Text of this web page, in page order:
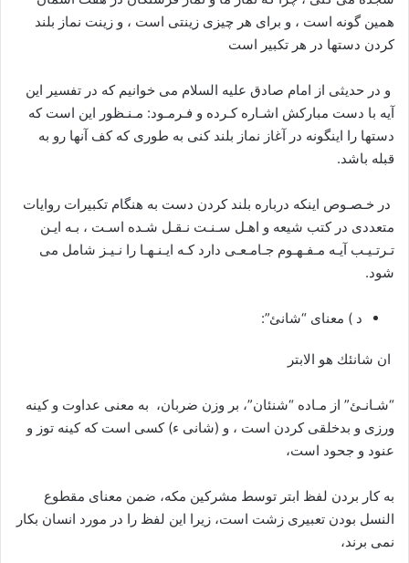
همين گونه است ، و براى هر چيزى زينتى است ، و زينت نماز بلند
كردن دستها در هر تكبير است
و در حديثى از امام صادق عليه السلام مى خوانيم كه در تفسير اين
آيه با دست مباركش اشـاره كـرده و فـرمـود: مـنـظور اين است كه
دستها را اينگونه در آغاز نماز بلند كنى به طورى كه كف آنها رو به
قبله باشد.
در خـصـوص اينكه درباره بلند كردن دست به هنگام تكبيرات روايات
متعددى در كتب شيعه و اهـل سـنـت نـقـل شـده اسـت ، بـه ايـن
تـرتـيـب آيـه مـفـهـوم جـامـعـى دارد كـه ايـنـهـا را نـيـز شامل مى
شود.
د ) معنای “شانئ”:
ان شانئك هو الابتر
“شـانـئ” از مـاده “شنئان”، بر وزن ضربان، به معنى عداوت و كينه
ورزى و بدخلقى كردن است ، و (شانى ء) كسى است كه کینه توز و
عنود و جحود است،
به کار بردن لفظ ابتر توسط مشرکین مکه، ضمن معنای مقطوع
النسل بودن تعبیری زشت است، زیرا این لفظ را در مورد انسان بکار
نمی برند،